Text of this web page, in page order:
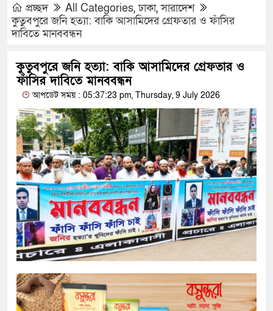
প্রচ্ছদ All Categories,ঢাকা,সারাদেশ
কুতুবপুরে জনি হত্যা: বাকি আসামিদের গ্রেফতার ও ফাঁসির
দাবিতে মানববন্ধন
কুতুবপুরে জনি হত্যা: বাকি আসামিদের গ্রেফতার ও
ফাঁসির দাবিতে মানববন্ধন
আপডেট সময় : 05:37:23 pm, Thursday, 9 July 2026